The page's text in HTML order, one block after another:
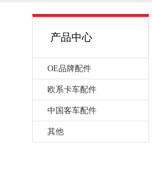
产品中心
OE品牌配件
欧系卡车配件
中国客车配件
其他